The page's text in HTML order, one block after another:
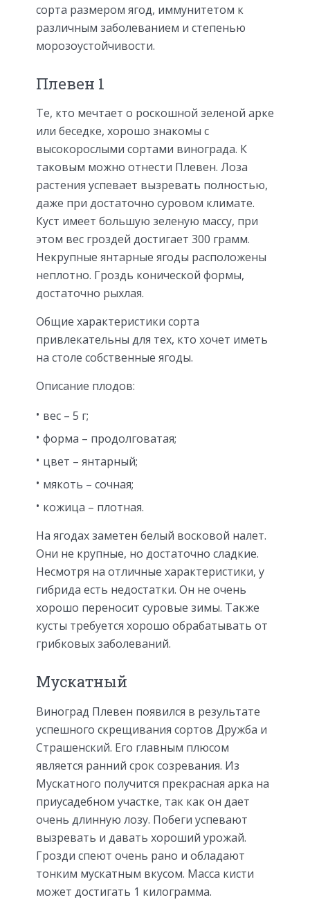
сорта размером ягод, иммунитетом к
различным заболеванием и степенью
морозоустойчивости.
Плевен 1
Те, кто мечтает о роскошной зеленой арке
или беседке, хорошо знакомы с
высокорослыми сортами винограда. К
таковым можно отнести Плевен. Лоза
растения успевает вызревать полностью,
даже при достаточно суровом климате.
Куст имеет большую зеленую массу, при
этом вес гроздей достигает 300 грамм.
Некрупные янтарные ягоды расположены
неплотно. Гроздь конической формы,
достаточно рыхлая.
Общие характеристики сорта
привлекательны для тех, кто хочет иметь
на столе собственные ягоды.
Описание плодов:
вес – 5 г;
форма – продолговатая;
цвет – янтарный;
мякоть – сочная;
кожица – плотная.
На ягодах заметен белый восковой налет.
Они не крупные, но достаточно сладкие.
Несмотря на отличные характеристики, у
гибрида есть недостатки. Он не очень
хорошо переносит суровые зимы. Также
кусты требуется хорошо обрабатывать от
грибковых заболеваний.
Мускатный
Виноград Плевен появился в результате
успешного скрещивания сортов Дружба и
Страшенский. Его главным плюсом
является ранний срок созревания. Из
Мускатного получится прекрасная арка на
приусадебном участке, так как он дает
очень длинную лозу. Побеги успевают
вызревать и давать хороший урожай.
Грозди спеют очень рано и обладают
тонким мускатным вкусом. Масса кисти
может достигать 1 килограмма.